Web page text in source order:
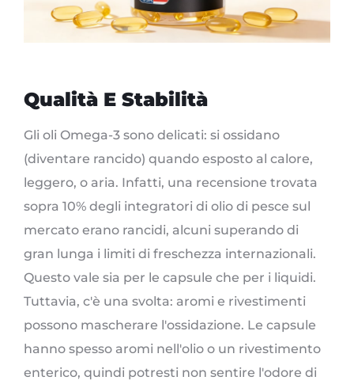
Qualità E Stabilità
Gli oli Omega-3 sono delicati: si ossidano
(diventare rancido) quando esposto al calore,
leggero, o aria. Infatti, una recensione trovata
sopra 10% degli integratori di olio di pesce sul
mercato erano rancidi, alcuni superando di
gran lunga i limiti di freschezza internazionali.
Questo vale sia per le capsule che per i liquidi.
Tuttavia, c'è una svolta: aromi e rivestimenti
possono mascherare l'ossidazione. Le capsule
hanno spesso aromi nell'olio o un rivestimento
enterico, quindi potresti non sentire l'odore di